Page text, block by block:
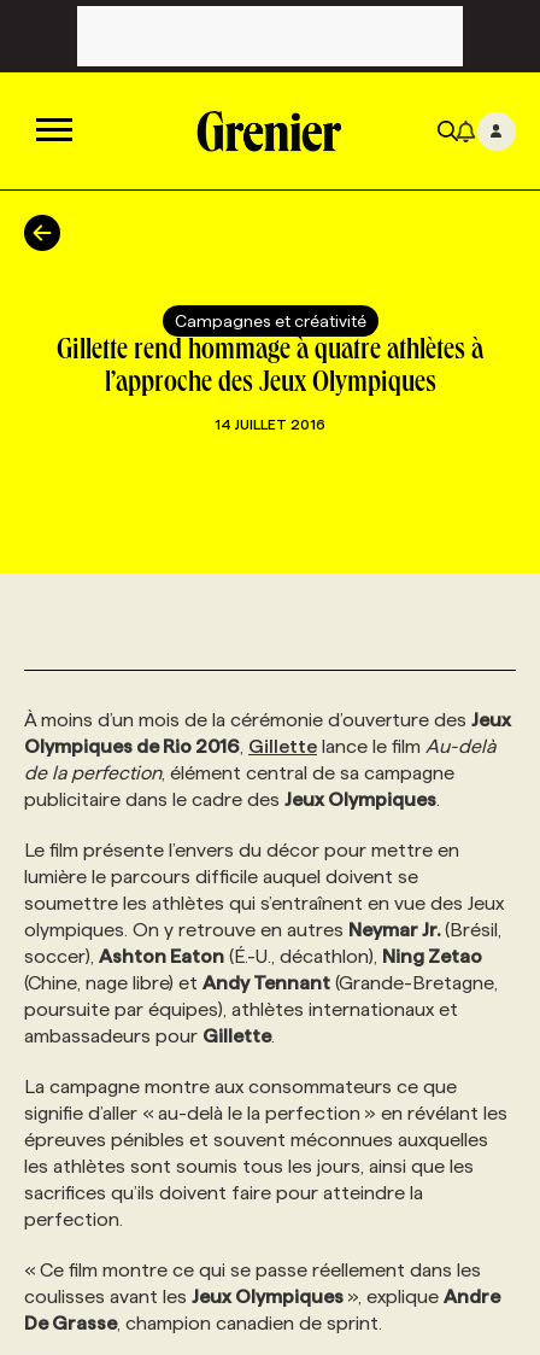
ACTUALITÉS
CATÉGORIES
TOUTES LES CATÉGORIES
INITIATIVES NUMÉRIQUES
TENDANCES
CHRONIQUES
MARKETING DURABLE
ÉVÉNEMENTIEL
NOS AUTEUR‧RICES
FORFAITS ABONNEMENT
INFOLETTRES
ANNONCEZ AVEC NOUS
PROFIL ENTREPRISE
ANNONCEZ AVEC NOUS
PROFIL CANDIDAT
ANNONCEZ AVEC NOUS
NOS PARCOURS DE FORMATIONS
NOS FORMATEUR‧RICES
POURQUOI CHOISIR NOS FORMATIONS
PROGRAMMES DE SUBVENTIONS
FAQ
ANNONCEZ AVEC NOUS
SERVICE DE CHASSE DE TÊTE
NOS EXPERTISES
FAQ
Campagnes et créativité
Gillette rend hommage à quatre athlètes à
l’approche des Jeux Olympiques
14 JUILLET 2016
À moins d’un mois de la cérémonie d’ouverture des Jeux
Olympiques de Rio 2016 Gillette lance le film Au-delà
de la perfection, élément central de sa campagne
publicitaire dans le cadre des Jeux Olympiques
Le film présente l’envers du décor pour mettre en
lumière le parcours difficile auquel doivent se
soumettre les athlètes qui s’entraînent en vue des Jeux
olympiques. On y retrouve en autres Neymar Jr.(Brésil,
soccer), Ashton Eaton (É.-U., décathlon), Ning Zetao
(Chine, nage libre) et Andy Tennant (Grande-Bretagne,
poursuite par équipes), athlètes internationaux et
ambassadeurs pour Gillette.
La campagne montre aux consommateurs ce que
signifie d’aller « au-delà le la perfection » en révélant les
épreuves pénibles et souvent méconnues auxquelles
les athlètes sont soumis tous les jours, ainsi que les
sacrifices qu’ils doivent faire pour atteindre la
perfection.
« Ce film montre ce qui se passe réellement dans les
coulisses avant les Jeux Olympiques », explique Andre
De Grasse, champion canadien de sprint.